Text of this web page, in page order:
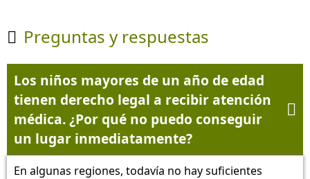
 Preguntas y respuestas
Los niños mayores de un año de edad
tienen derecho legal a recibir atención
médica. ¿Por qué no puedo conseguir
un lugar inmediatamente?

En algunas regiones, todavía no hay suficientes